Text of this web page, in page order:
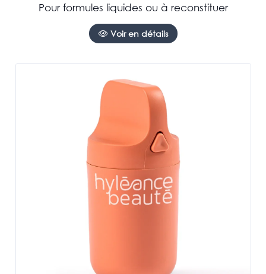
Pour formules liquides ou à reconstituer
Voir en détails